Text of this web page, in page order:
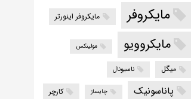
مایکروفر مایکروفر اینورتر
مایکروویو مولینکس
میگل ناسیونال
پاناسونیک چایساز کارچر